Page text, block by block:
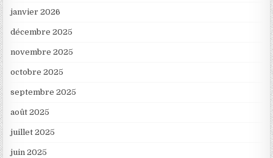
janvier 2026
décembre 2025
novembre 2025
octobre 2025
septembre 2025
août 2025
juillet 2025
juin 2025